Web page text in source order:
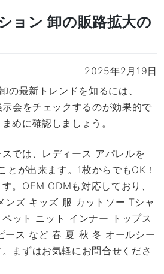
ョン 卸の販路拡大の
2025年2月19日
の最新トレンドを知るには、
会をチェックするのが効果的で
めに確認しましょう。
では、レディース アパレルを
が出来ます。1枚からでもOK！
。OEM ODMも対応しており、
ンズ キッズ 服 カットソー Tシャ
ット ニット インナー トップス
ース など 春 夏 秋 冬 オールシー
まずはお気軽にお問合せくださ